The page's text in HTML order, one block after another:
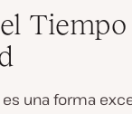
Tiempo
es una forma